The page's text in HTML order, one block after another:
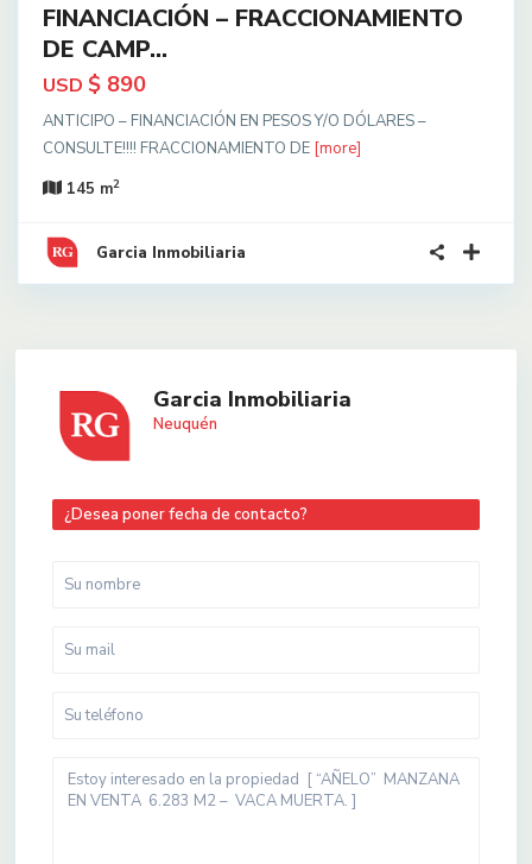
FINANCIACIÓN – FRACCIONAMIENTO
DE CAMP...
USD $ 890
ANTICIPO – FINANCIACIÓN EN PESOS Y/O DÓLARES –
CONSULTE!!!! FRACCIONAMIENTO DE [more]
145 m2
Garcia Inmobiliaria
Garcia Inmobiliaria
Neuquén
¿Desea poner fecha de contacto?